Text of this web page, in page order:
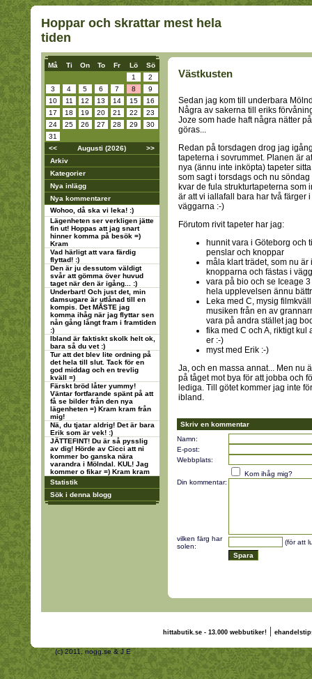
Hoppar och skrattar mest hela
tiden
Må Ti On To Fr Lö
Sö
1
2
3
4 5 6 7 8
9
10
11 12 13 14 15
16
17
18 19 20 21 22
23
24
25 26 27 28 29
30
31
<<
Augusti (2026)
>>
Arkiv
Kategorier
Nya inlägg
Nya kommentarer
Wohoo, då ska vi leka! :)
Lägenheten ser verkligen jätte
fin ut! Hoppas att jag snart
hinner komma på besök =)
Kram
Vad härligt att vara färdig
flyttad! :)
Den är ju dessutom väldigt
svår att gömma över huvud
taget när den är igång... :)
Underbart! Och just det, min
damsugare är utlånad till en
kompis. Det MÅSTE jag
komma ihåg när jag flyttar sen
nån gång långt fram i framtiden
:)
Ibland är faktiskt skolk helt ok,
bara så du vet :)
Tur att det blev lite ordning på
det hela till slut. Tack för en
god middag och en trevlig
kväll =)
Färskt bröd låter yummy!
Väntar fortfarande spänt på att
få se bilder från den nya
lägenheten =) Kram kram från
mig!
Nä, du tjatar aldrig! Det är bara
Erik som är vek! :)
JÄTTEFINT! Du är så pysslig
av dig! Hörde av Cicci att ni
kommer bo ganska nära
varandra i Mölndal. KUL! Jag
kommer o fikar =) Kram kram
Statistik
Sök i denna blogg
Västkusten
Sedan jag kom till underbara
Några av sakerna till eriks
Joze som hade haft några nätter
göras...
Redan på torsdagen drog jag
tapeterna i sovrummet. Planen är
nya (ännu inte inköpta) tapeter
som sagt i torsdags och nu
kvar de fula strukturtapeterna som
är att vi iallafall bara har två färger
väggarna :-)
Förutom rivit tapeter har jag:
hunnit vara i Göteborg och
penslar och knoppar
måla klart trädet, som nu
knopparna och fästas i
vara på bio och se Iceage
hela upplevelsen ännu
Leka med C, mysig
musiken från en av
vara på andra stället jag
fika med C och A, riktigt kul
er :-)
myst med Erik :-)
Ja, och en massa annat... Men nu
på tåget mot bya för att jobba och
lediga. Till götet kommer jag inte
ibland.
Skriv en kommentar
Namn:
E-post:
Webbplats:
Kom ihåg mig?
Din kommentar:
vilken färg har
solen:
(för att
hittabutik.se - 13.000 webbutiker!|
(c) 2011, nogg.se & J E